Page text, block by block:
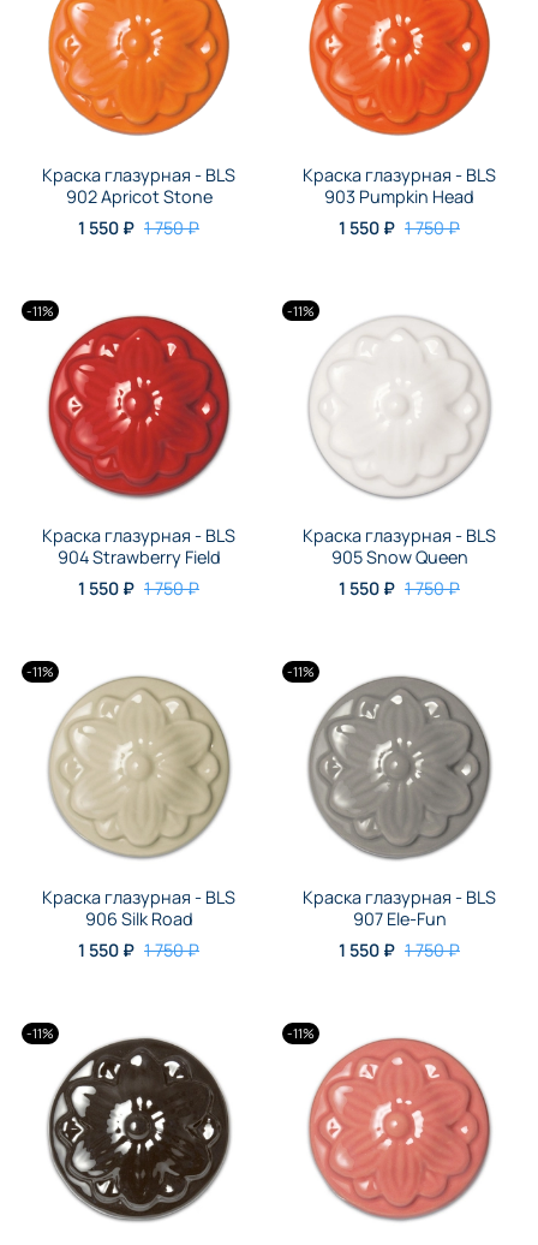
Краска глазурная - BLS
902 Apricot Stone
1 550 ₽ 1 750 ₽
Краска глазурная - BLS
903 Pumpkin Head
1 550 ₽ 1 750 ₽
-11%
Краска глазурная - BLS
904 Strawberry Field
1 550 ₽ 1 750 ₽
-11%
Краска глазурная - BLS
905 Snow Queen
1 550 ₽ 1 750 ₽
-11%
Краска глазурная - BLS
906 Silk Road
1 550 ₽ 1 750 ₽
-11%
Краска глазурная - BLS
907 Ele-Fun
1 550 ₽ 1 750 ₽
-11% -11%